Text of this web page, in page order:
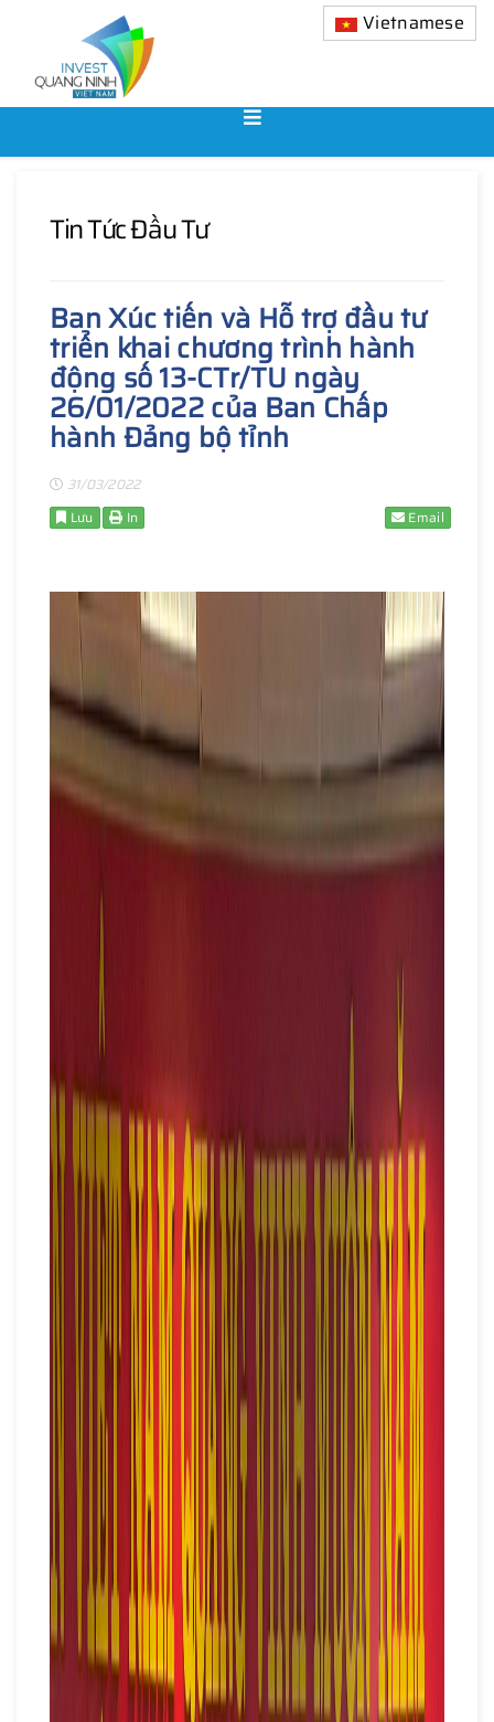
Vietnamese
Tin Tức Đầu Tư
Ban Xúc tiến và Hỗ trợ đầu tư
triển khai chương trình hành
động số 13-CTr/TU ngày
26/01/2022 của Ban Chấp
hành Đảng bộ tỉnh
31/03/2022
Lưu
In Email